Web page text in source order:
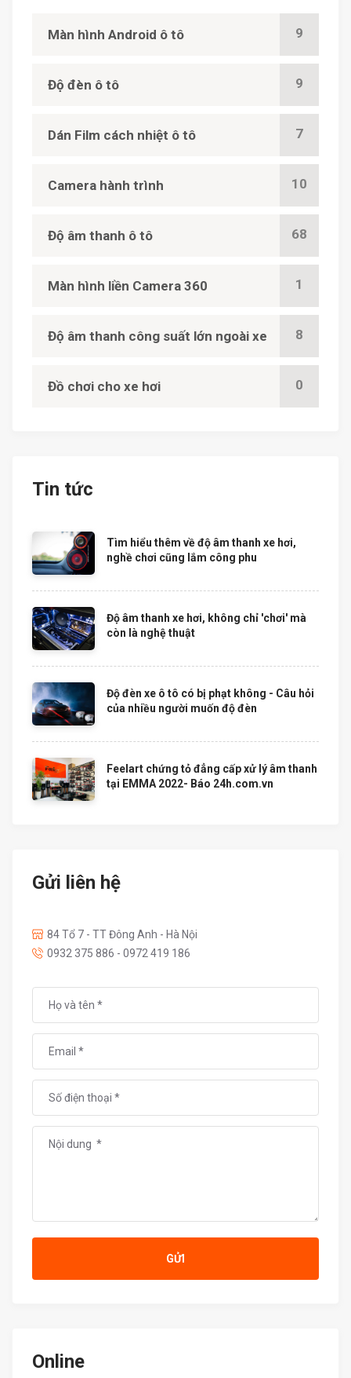
Màn hình Android ô tô 9
Độ đèn ô tô 9
Dán Film cách nhiệt ô tô 7
Camera hành trình 10
Độ âm thanh ô tô 68
Màn hình liền Camera 360 1
Độ âm thanh công suất lớn ngoài xe 8
Đồ chơi cho xe hơi 0
Tin tức
Tìm hiểu thêm về độ âm thanh xe hơi,
nghề chơi cũng lắm công phu
Độ âm thanh xe hơi, không chỉ 'chơi' mà
còn là nghệ thuật
Độ đèn xe ô tô có bị phạt không - Câu hỏi
của nhiều người muốn độ đèn
Feelart chứng tỏ đẳng cấp xử lý âm thanh
tại EMMA 2022- Báo 24h.com.vn
Gửi liên hệ
84 Tổ 7 - TT Đông Anh - Hà Nội
0932 375 886 - 0972 419 186
GỬI
Online